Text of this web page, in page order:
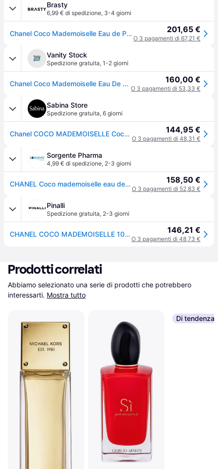
Brasty
6,99 € di spedizione, 3-4 giorni
Chanel Coco Mademoiselle Eau de Parfum da donna 100 ml 201,65 €
O 3 pagamenti di 67,21 €
Vanity Stock
Spedizione gratuita, 1-2 giorni
Chanel Coco Mademoiselle Eau De Parfum 100 ml 160,00 €
O 3 pagamenti di 53,33 €
Sabina Store
Spedizione gratuita, 6 giorni
Chanel COCO MADEMOISELLE Coco Mademoiselle Spray per Eau de Parfum 144,95 €
O 3 pagamenti di 48,31 €
Sorgente Pharma
4,99 € di spedizione, 2-3 giorni
CHANEL Coco mademoiselle eau de parfum 100ml 158,50 €
O 3 pagamenti di 52,83 €
Pinalli
Spedizione gratuita, 2-3 giorni
CHANEL COCO MADEMOISELLE 100ml - Eau de Parfum 146,21 €
O 3 pagamenti di 48,73 €
Prodotti correlati
Abbiamo selezionato una serie di prodotti che potrebbero
interessarti. Mostra tutto
Di tendenza